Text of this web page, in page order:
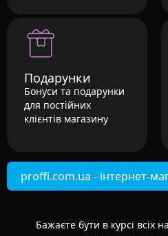
Подарунки
Бонуси та подарунки
для постійних
клієнтів магазину
proffi.com.ua - інтернет-
Бажаєте бути в курсі всіх